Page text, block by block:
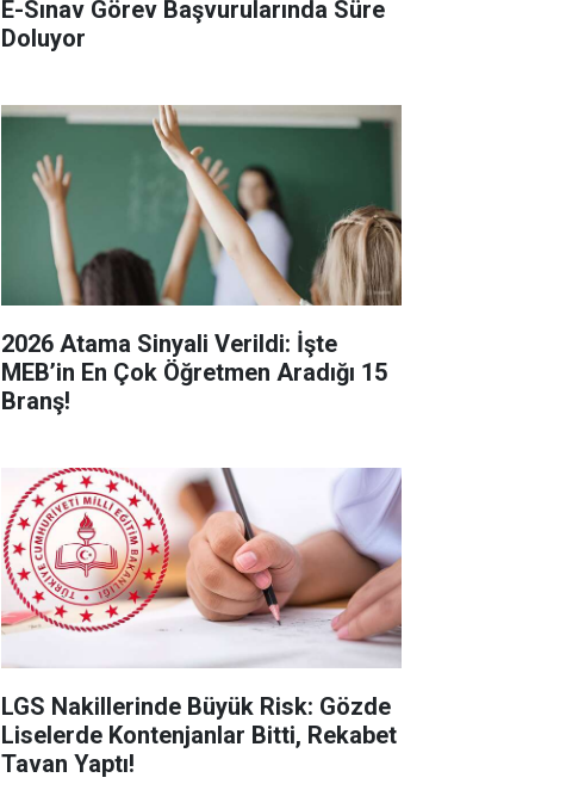
E-Sınav Görev Başvurularında Süre
Doluyor
2026 Atama Sinyali Verildi: İşte
MEB’in En Çok Öğretmen Aradığı 15
Branş!
LGS Nakillerinde Büyük Risk: Gözde
Liselerde Kontenjanlar Bitti, Rekabet
Tavan Yaptı!